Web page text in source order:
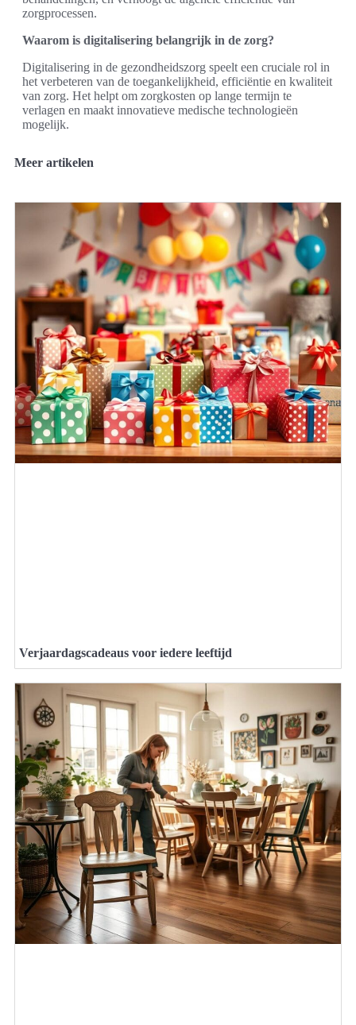
zorgprocessen.
Waarom is digitalisering belangrijk in de zorg?
Digitalisering in de gezondheidszorg speelt een cruciale rol in
het verbeteren van de toegankelijkheid, efficiëntie en kwaliteit
van zorg. Het helpt om zorgkosten op lange termijn te
verlagen en maakt innovatieve medische technologieën
mogelijk.
Meer artikelen
Verjaardagscadeaus voor iedere leeftijd